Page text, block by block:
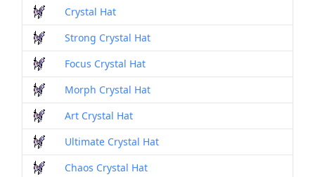
Crystal Hat
Strong Crystal Hat
Focus Crystal Hat
Morph Crystal Hat
Art Crystal Hat
Ultimate Crystal Hat
Chaos Crystal Hat